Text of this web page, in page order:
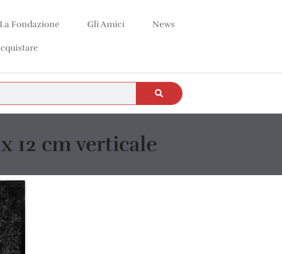
La Fondazione Gli Amici News
12 cm verticale